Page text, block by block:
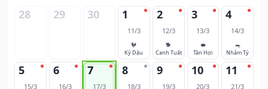
28 29 30 1
11/3
🐓
Kỷ Dậu
2
12/3
🐕
Canh Tuất
3
13/3
🐖
Tân Hợi
4
14/3
🐀
Nhâm Tý
5
15/3
6
16/3
7
17/3
8
18/3
9
19/3
10
20/3
11
21/3